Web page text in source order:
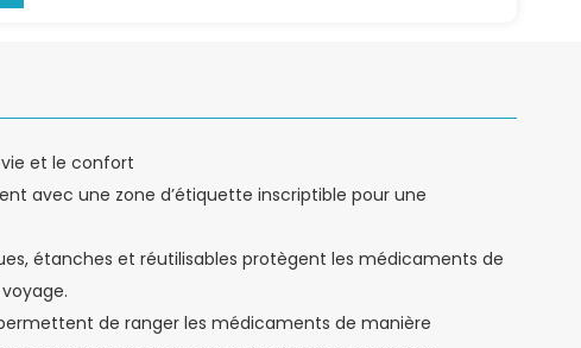
et le confort
avec une zone d’étiquette inscriptible pour une
étanches et réutilisables protègent les médicaments de
de ranger les médicaments de manière